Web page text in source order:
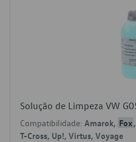
Solução de Limpeza VW
Compatibilidade: Amarok, Fox
T-Cross, Up!, Virtus, Voyage